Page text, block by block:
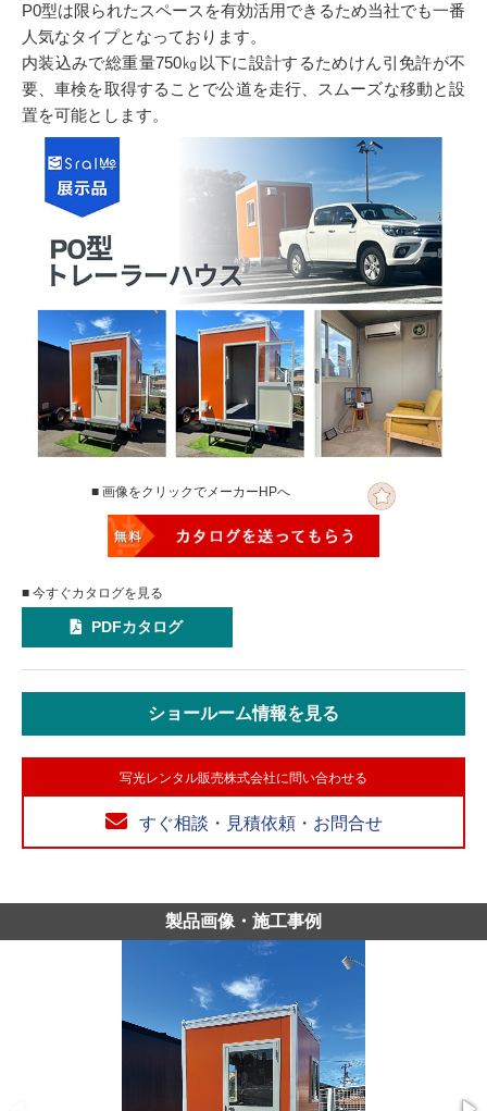
P0型は限られたスペースを有効活用できるため当社でも一番
人気なタイプとなっております。
内装込みで総重量750㎏以下に設計するためけん引免許が不
要、車検を取得することで公道を走行、スムーズな移動と設
置を可能とします。
■ 画像をクリックでメーカーHPへ
■ 今すぐカタログを見る
PDFカタログ
ショールーム情報を見る
写光レンタル販売株式会社に問い合わせる
すぐ相談・見積依頼・お問合せ
製品画像・施工事例